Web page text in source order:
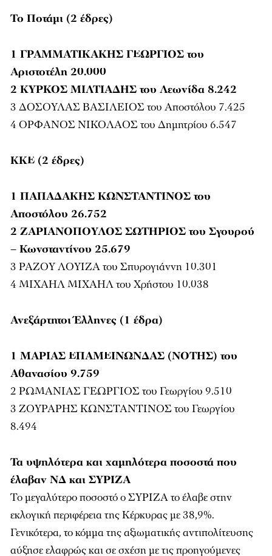
Το Ποτάμι (2 έδρες)
1 ΓΡΑΜΜΑΤΙΚΑΚΗΣ ΓΕΩΡΓΙΟΣ του
Αριστοτέλη 20.000
2 ΚΥΡΚΟΣ ΜΙΛΤΙΑΔΗΣ του Λεωνίδα 8.242
3 ΔΟΣΟΥΛΑΣ ΒΑΣΙΛΕΙΟΣ του Αποστόλου 7.425
4 ΟΡΦΑΝΟΣ ΝΙΚΟΛΑΟΣ του Δημητρίου 6.547
ΚΚΕ (2 έδρες)
1 ΠΑΠΑΔΑΚΗΣ ΚΩΝΣΤΑΝΤΙΝΟΣ του
Αποστόλου 26.752
2 ΖΑΡΙΑΝΟΠΟΥΛΟΣ ΣΩΤΗΡΙΟΣ του Σγουρού
– Κωνσταντίνου 25.679
3 ΡΑΖΟΥ ΛΟΥΙΖΑ του Σπυρογιάννη 10.301
4 ΜΙΧΑΗΛ ΜΙΧΑΗΛ του Χρήστου 10.038
Ανεξάρτητοι Έλληνες (1 έδρα)
1 ΜΑΡΙΑΣ ΕΠΑΜΕΙΝΩΝΔΑΣ (ΝΟΤΗΣ) του
Αθανασίου 9.759
2 ΡΩΜΑΝΙΑΣ ΓΕΩΡΓΙΟΣ του Γεωργίου 9.510
3 ΖΟΥΡΑΡΗΣ ΚΩΝΣΤΑΝΤΙΝΟΣ του Γεωργίου
8.494
Τα υψηλότερα και χαμηλότερα ποσοστά που
έλαβαν ΝΔ και ΣΥΡΙΖΑ
Το μεγαλύτερο ποσοστό ο ΣΥΡΙΖΑ το έλαβε στην
εκλογική περιφέρεια της Κέρκυρας με 38,9%.
Γενικότερα, το κόμμα της αξιωματικής αντιπολίτευσης
αύξησε ελαφρώς και σε σχέση με τις προηγούμενες